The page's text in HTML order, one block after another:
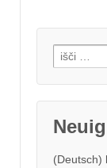
Search
for:
(Deutsch)